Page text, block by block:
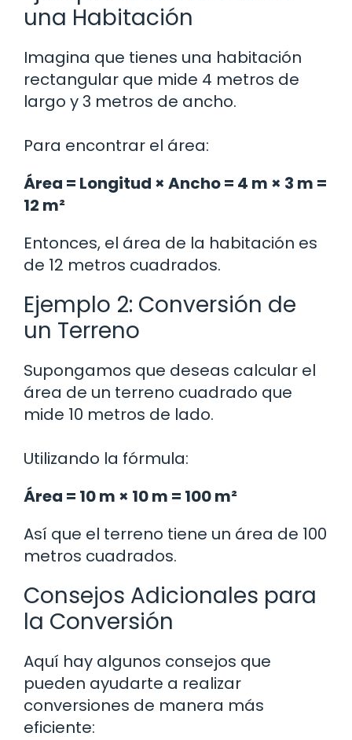
una Habitación
Imagina que tienes una habitación
rectangular que mide 4 metros de
largo y 3 metros de ancho.
Para encontrar el área:
Área = Longitud × Ancho = 4 m × 3 m =
12 m²
Entonces, el área de la habitación es
de 12 metros cuadrados.
Ejemplo 2: Conversión de
un Terreno
Supongamos que deseas calcular el
área de un terreno cuadrado que
mide 10 metros de lado.
Utilizando la fórmula:
Área = 10 m × 10 m = 100 m²
Así que el terreno tiene un área de 100
metros cuadrados.
Consejos Adicionales para
la Conversión
Aquí hay algunos consejos que
pueden ayudarte a realizar
conversiones de manera más
eficiente: